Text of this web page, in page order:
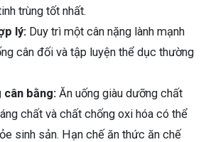
trùng tốt nhất.
lý: Duy trì một cân nặng lành mạnh
cân đối và tập luyện thể dục thường
cân bằng: Ăn uống giàu dưỡng chất
chất và chất chống oxi hóa có thể
sinh sản. Hạn chế ăn thức ăn chế